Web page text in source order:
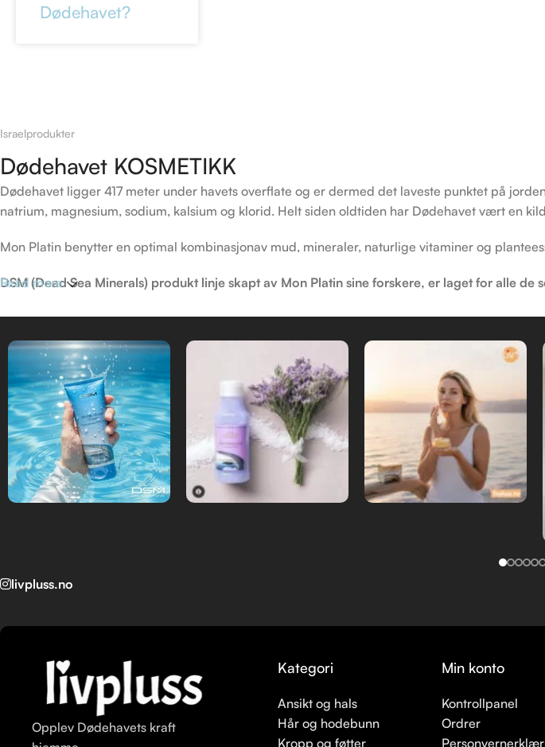
Dødehavet?
Israelprodukter
Dødehavet KOSMETIKK
Dødehavet ligger 417 meter under havets overflate og er dermed det laveste punktet på
natrium, magnesium, sodium, kalsium og klorid. Helt siden oldtiden har Dødehavet vært en
Mon Platin benytter en optimal kombinasjonav mud, mineraler, naturlige vitaminer og
DSM (Dead Sea Minerals) produkt linje skapt av Mon Platin sine forskere, er laget for alle de
Read more
livpluss.no
Opplev Dødehavets kraft
Kategori
Ansikt og hals
Hår og hodebunn
Kropp og føtter
Min konto
Kontrollpanel
Ordrer